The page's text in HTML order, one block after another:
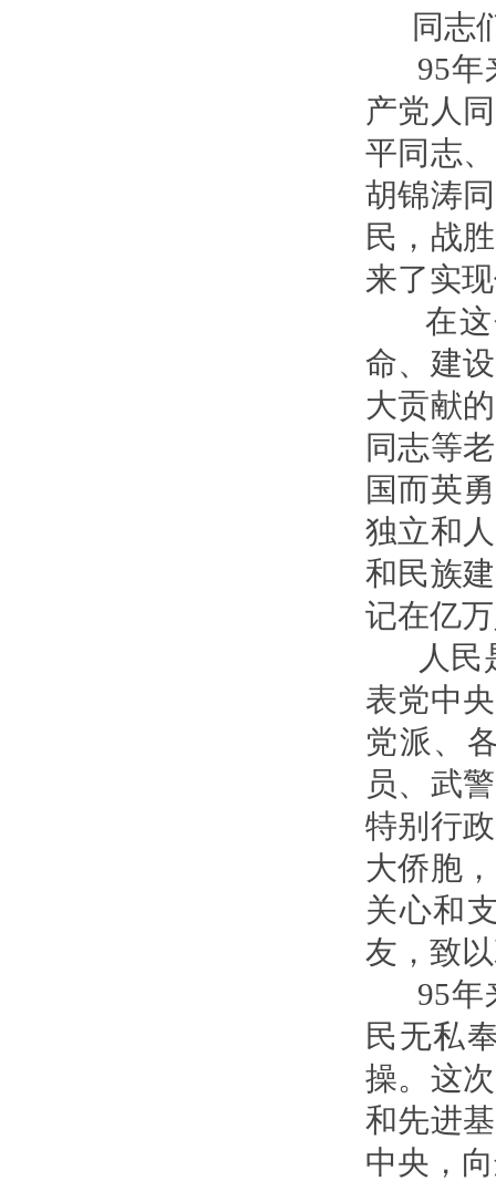
同志
95年
产党人
平同志
胡锦涛
民，战
来了实
在这
命、建
大贡献
同志等
国而英
独立和
和民族
记在亿
人民是
表党中
党派、
员、武
特别行
大侨胞
关心和
友，致
95年
民无私
操。这
和先进
中央，